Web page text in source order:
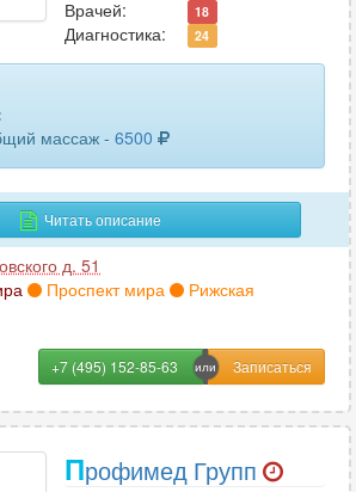
Врачей: 18
Диагностика: 24
массаж - 6500
Читать описание
д. 51
Проспект мира
Рижская
+7 (495) 152-85-63
Профимед Групп